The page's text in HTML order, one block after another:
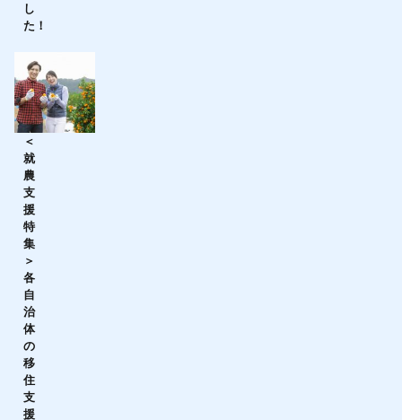
し
た！
＜
就
農
支
援
特
集
＞
各
自
治
体
の
移
住
支
援